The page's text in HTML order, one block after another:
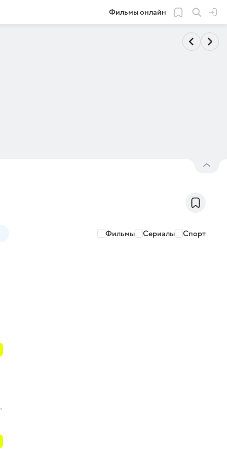
Фильмы онлайн
Фильмы Сериалы Спорт